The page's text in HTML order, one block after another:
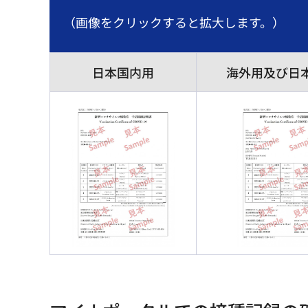
（画像をクリックすると拡大します。）
日本国内用 海外用及び日